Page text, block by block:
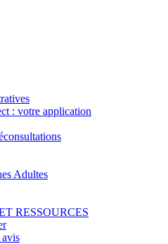
: votre application
Adultes
RESSOURCES